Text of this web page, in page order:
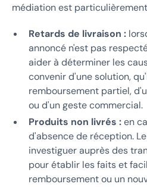
médiation est
Retards de livraison :
annoncé n'est pas
aider à déterminer les
convenir d'une solution,
remboursement partiel,
ou d'un geste commercial.
Produits non livrés :en
d'absence de réception.
investiguer auprès des
pour établir les faits et
remboursement ou un